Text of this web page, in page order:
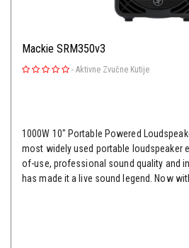
Mackie SRM350v3
- Aktivne Zvučne Kutije
1000W 10" Portable Powered
most widely used portable loudspeaker
of-use, professional sound quality and
has made it a live sound legend. Now